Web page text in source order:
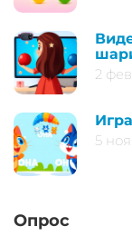
2
5
Опрос